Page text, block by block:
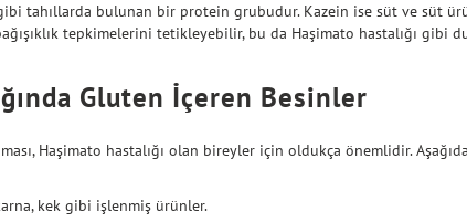
tahıllarda bulunan bir protein grubudur. Kazein ise süt ve süt
tepkimelerini tetikleyebilir, bu da Haşimato hastalığı gibi
Gluten İçeren Besinler
Haşimato hastalığı olan bireyler için oldukça önemlidir.
kek gibi işlenmiş ürünler.